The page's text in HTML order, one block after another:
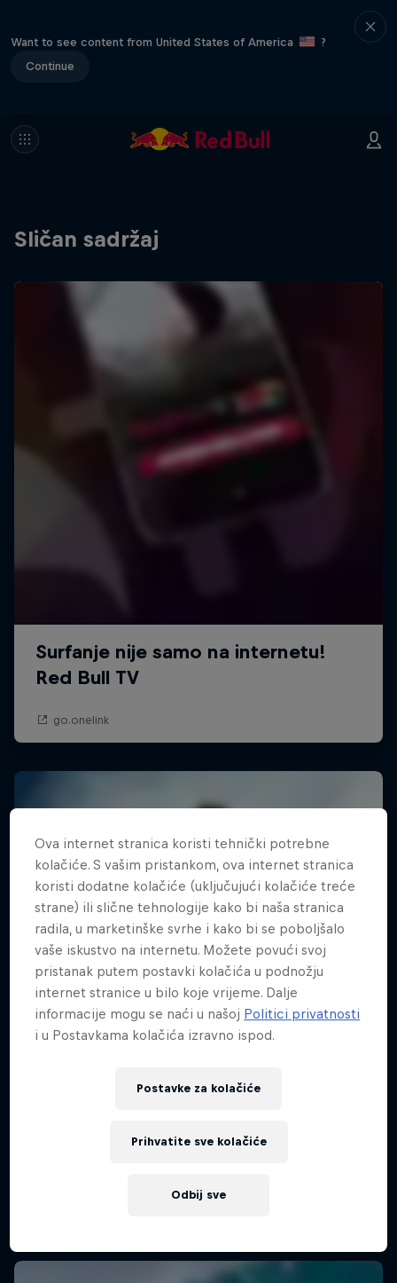
Want to see content from United States of America
?
Continue
Sličan sadržaj
Ova internet stranica koristi tehnički potrebne
kolačiće. S vašim pristankom, ova internet stranica
koristi dodatne kolačiće (uključujući kolačiće treće
strane) ili slične tehnologije kako bi naša stranica
radila, u marketinške svrhe i kako bi se poboljšalo
vaše iskustvo na internetu. Možete povući svoj
pristanak putem postavki kolačića u podnožju
internet stranice u bilo koje vrijeme. Dalje
informacije mogu se naći u našoj Politici privatnosti
i u Postavkama kolačića izravno ispod.
Postavke za kolačiće
Odbij sve
Prihvatite sve kolačiće